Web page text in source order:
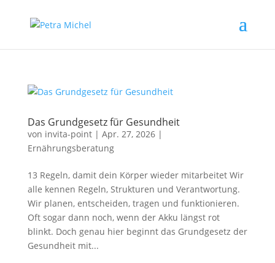
Das Grundgesetz für Gesundheit
von invita-point| Apr. 27, 2026|
Ernährungsberatung
13 Regeln, damit dein Körper wieder mitarbeitet Wir
alle kennen Regeln, Strukturen und Verantwortung.
Wir planen, entscheiden, tragen und funktionieren.
Oft sogar dann noch, wenn der Akku längst rot
blinkt. Doch genau hier beginnt das Grundgesetz der
Gesundheit mit...